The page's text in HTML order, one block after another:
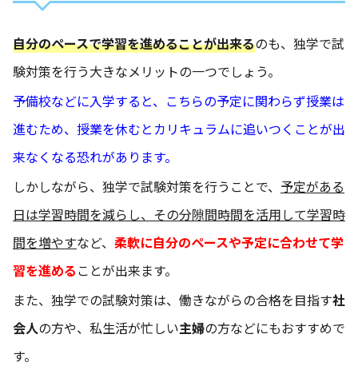
自分のペースで学習を進めることが出来るのも、独学で試
験対策を行う大きなメリットの一つでしょう。
予備校などに入学すると、こちらの予定に関わらず授業は
進むため、授業を休むとカリキュラムに追いつくことが出
来なくなる恐れがあります。
しかしながら、独学で試験対策を行うことで、 予定がある
日は学習時間を減らし、その分隙間時間を活用して学習時
間を増やすなど、 柔軟に自分のペースや予定に合わせて学
習を進める ことが出来ます。
また、独学での試験対策は、働きながらの合格を目指す社
会人の方や、私生活が忙しい主婦の方などにもおすすめで
す。